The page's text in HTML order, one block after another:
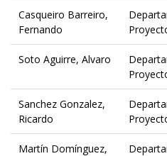
Casqueiro Barreiro,
Fernando
Soto Aguirre, Alvaro
Sanchez Gonzalez,
Ricardo
Martín Domínguez,